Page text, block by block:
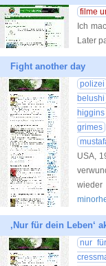
filme
Ich
Later
Fight another day
polizei
belushi
higgins
grimes
USA,
‚Nur für dein Leben‘
nur